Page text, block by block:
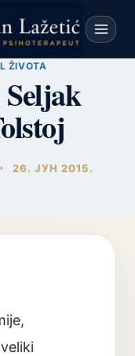
ŽIVOTA
26. ЈУН 2015.